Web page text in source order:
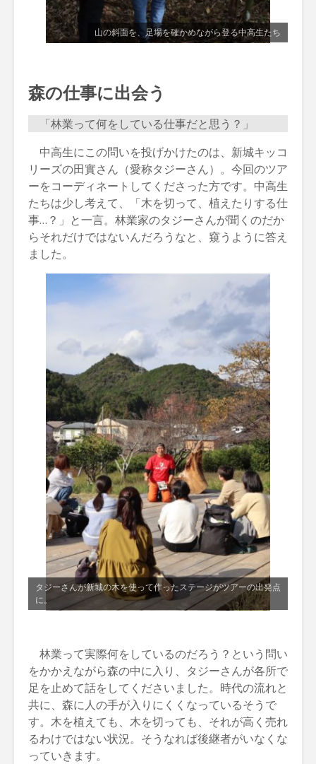
山の斜面を、足場を確かめながら登る中高生たち
森の仕事に出会う
「林業って何をしている仕事だと思う？」
中高生にこの問いを投げかけたのは、新城キッコ
リーズの田實さん（愛称タジーさん）。今回のツア
ーをコーディネートしてくださった方です。中高生
たちは少し考えて、「木を切って、植えたりする仕
事…？」と一言。林業家のタジーさんが聞くのだか
らそれだけではないんだろうなと、窺うように答え
ました。
タジーさんが新城の木を使って作ったステージがツアーの出発点
に。
林業って実際何をしているのだろう？という問い
をかかえながら森の中に入り、タジーさんが各所で
足を止めて話をしてくださいました。時代の流れと
共に、森に人の手が入りにくくなっているそうで
す。木を植えても、木を切っても、それが高く売れ
るわけではない状況。そうなれば後継者がいなくな
っていきます。